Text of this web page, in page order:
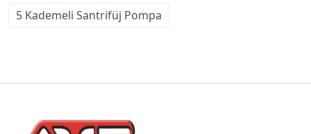
5 Kademeli Santrifüj Pompa